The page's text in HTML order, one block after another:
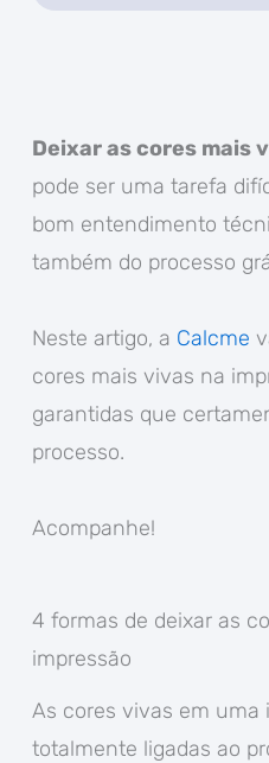
Deixar as cores mais
pode ser uma tarefa
bom entendimento
também do processo
Neste artigo, a Calcme
cores mais vivas na
garantidas que
processo.
Acompanhe!
4 formas de deixar as
impressão
As cores vivas em uma
totalmente ligadas ao